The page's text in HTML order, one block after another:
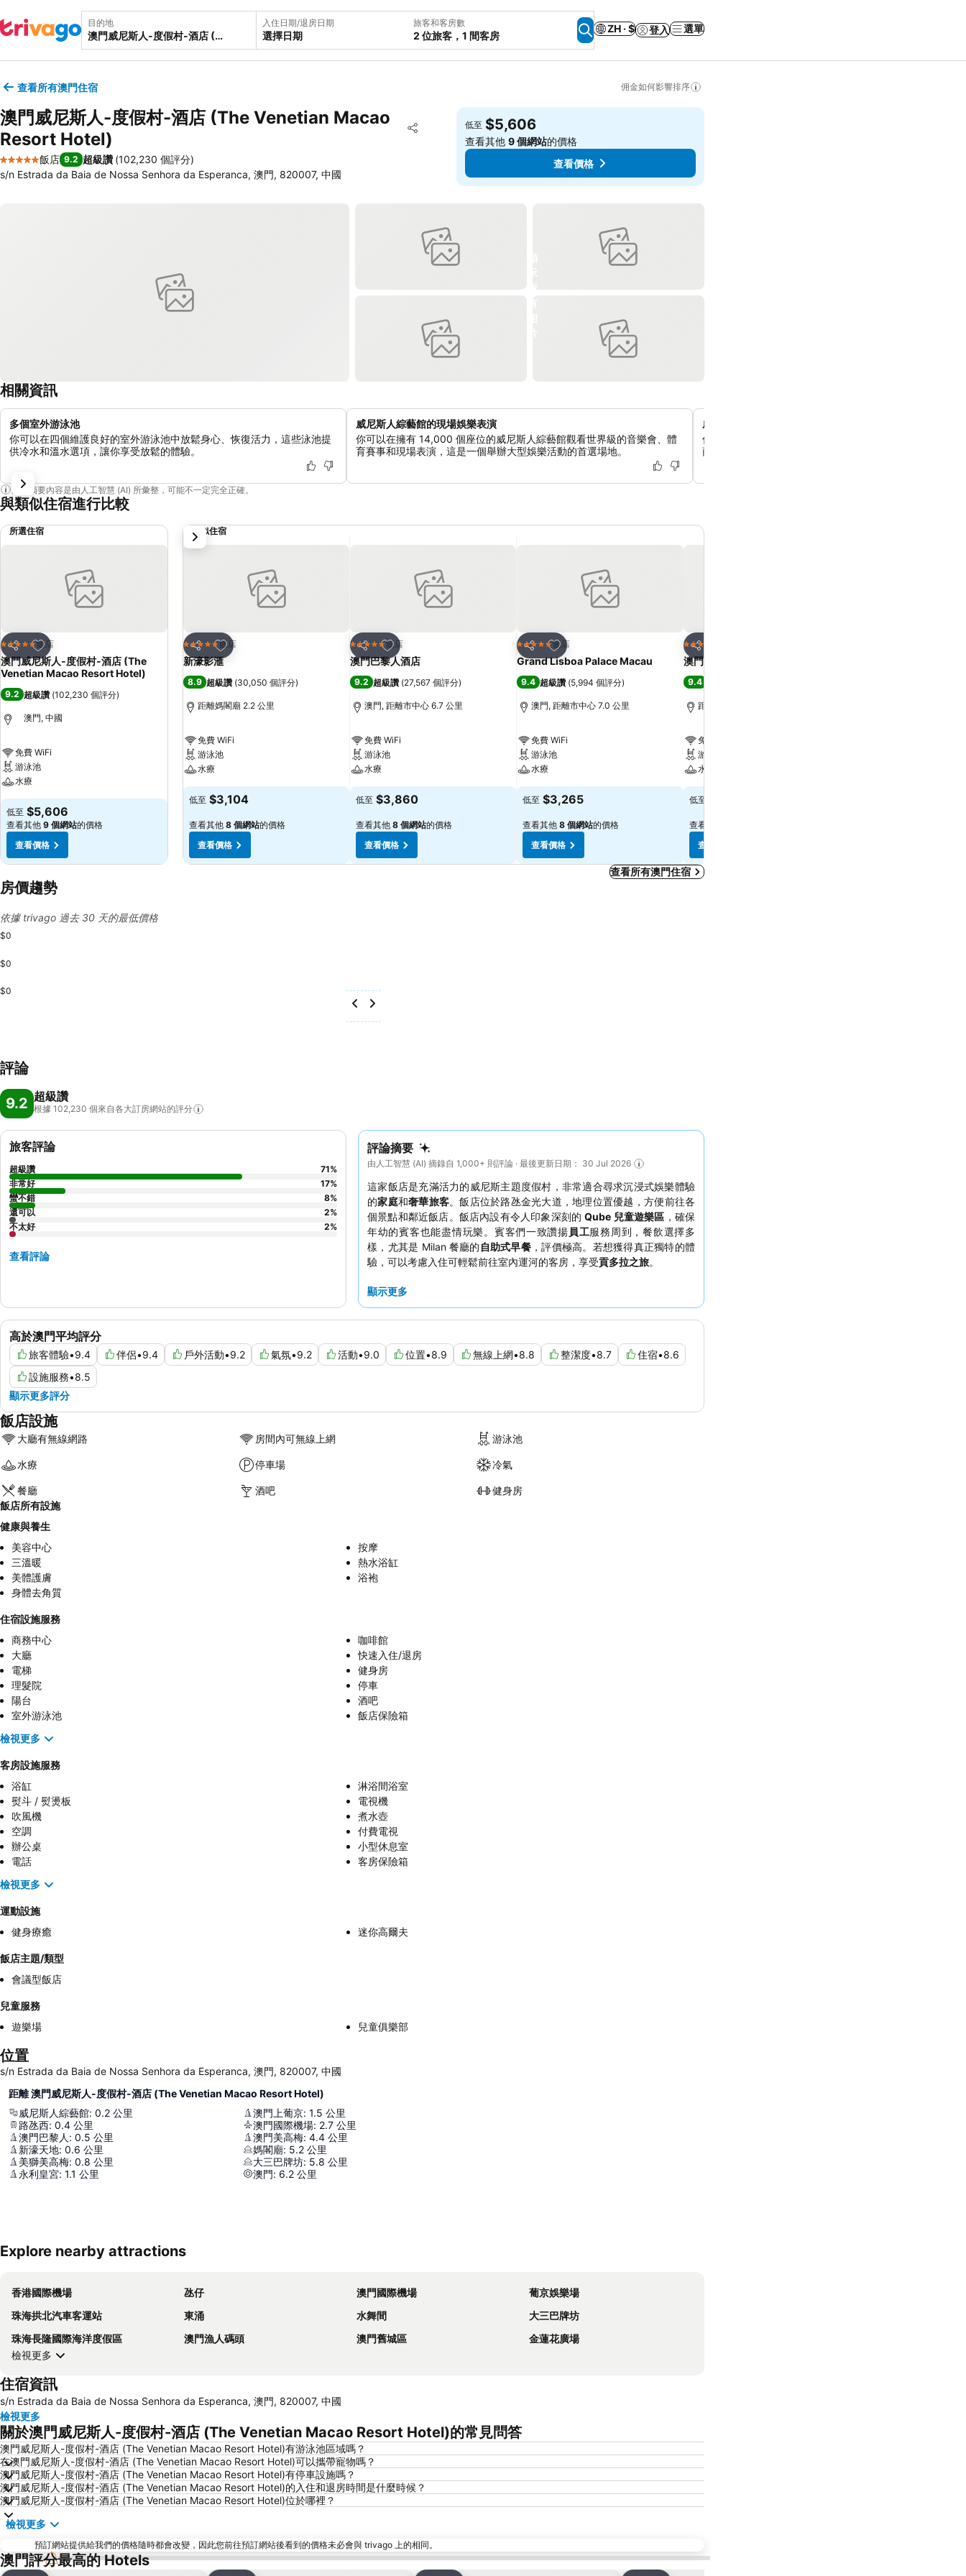
目的地 入住日期/退房日期
選擇日期
旅客和客房數
2 位旅客，1 間客房
ZH · $ 登入 選單
查看所有澳門住宿 佣金如何影響排序
澳門威尼斯人-度假村-酒店 (The Venetian Macao
Resort Hotel)
分享
加入我的最愛
5 星級
飯店 9.2 超級讚 (102,230 個評分)
s/n Estrada da Baia de Nossa Senhora da Esperanca, 澳門, 820007, 中國
低至 $5,606
查看其他9 個網站的價格
查看價格
相關資訊
多個室外游泳池
你可以在四個維護良好的室外游泳池中放鬆身心、恢復活力，這些泳池提
供冷水和溫水選項，讓你享受放鬆的體驗。
威尼斯人綜藝館的現場娛樂表演
你可以在擁有 14,000 個座位的威尼斯人綜藝館觀看世界級的音樂會、體
育賽事和現場表演，這是一個舉辦大型娛樂活動的首選場地。
威尼斯人購物中心的大規模購物體驗
你可以在威尼斯風格的街道上，盡情享受世界級的零售療
商店提供各種奢侈品牌和特色商店。
這個摘要內容是由人工智慧 (AI) 所彙整，可能不一定完全正確。
與類似住宿進行比較
所選住宿
分享
加入我的最愛
5 星級 飯店
澳門威尼斯人-度假村-酒店 (The
Venetian Macao Resort Hotel)
9.2 超級讚 (102,230 個評分)
澳門, 中國
免費 WiFi
游泳池
水療
低至 $5,606
查看其他 9 個網站的價格
查看價格
類似住宿
分享
加入我的最愛
5 星級 飯店
新濠影滙
8.9 超級讚 (30,050 個評分)
距離媽閣廟 2.2 公里
免費 WiFi
游泳池
水療
低至 $3,104
查看其他 8 個網站的價格
查看價格
分享
加入我的最愛
5 星級 飯店
澳門巴黎人酒店
9.2 超級讚 (27,567 個評分)
澳門, 距離市中心 6.7 公里
免費 WiFi
游泳池
水療
低至 $3,860
查看其他 8 個網站的價格
查看價格
分享
加入我的最愛
5 星級 飯店
Grand Lisboa Palace Macau
9.4 超級讚 (5,994 個評分)
澳門, 距離市中心 7.0 公里
免費 WiFi
游泳池
水療
低至 $3,265
查看其他 8 個網站的價格
查看價格
分享
5 星級
澳門康萊德酒店
9.4
距離澳門國際機場 1.7 公里
免費 WiFi
游泳池
水療
低至
查看其他
查看價格
下一步
查看所有澳門住宿
房價趨勢
依據 trivago 過去 30 天的最低價格
$0
$0
$0
評論
9.2 超級讚
根據 102,230 個來自各大訂房網站的評分
評論摘要
由人工智慧 (AI) 摘錄自 1,000+ 則評論 · 最後更新日期： 30 Jul 2026
這家飯店是充滿活力的威尼斯主題度假村，非常適合尋求沉浸式娛樂體驗
的家庭和奢華旅客。飯店位於路氹金光大道，地理位置優越，方便前往各
個景點和鄰近飯店。飯店內設有令人印象深刻的Qube 兒童遊樂區 ，確保
年幼的賓客也能盡情玩樂。賓客們一致讚揚員工服務周到，餐飲選擇多
樣，尤其是 Milan 餐廳的 自助式早餐 ，評價極高。若想獲得真正獨特的體
驗，可以考慮入住可輕鬆前往室內運河的客房，享受貢多拉之旅。
顯示更多
高於澳門平均評分
旅客體驗•9.4 伴侶•9.4 戶外活動•9.2 氣氛•9.2 活動•9.0 位置•8.9 無線上網•8.8 整潔度•8.7 住宿•8.6
設施服務•8.5
顯示更多評分
旅客評論
超級讚 71%
非常好
17%
蠻不錯
8%
還可以
2%
不太好
2%
查看評論
飯店設施
大廳有無線網路 房間內可無線上網 游泳池
水療 停車場 冷氣
餐廳 酒吧
健身房
飯店所有設施
健康與養生
美容中心
按摩
三溫暖
熱水浴缸
美體護膚
浴袍
身體去角質
住宿設施服務
商務中心
咖啡館
大廳
快速入住/退房
電梯
健身房
理髮院
停車
陽台
酒吧
室外游泳池
飯店保險箱
檢視更多
客房設施服務
浴缸
淋浴間浴室
熨斗 / 熨燙板
電視機
吹風機
煮水壺
空調
付費電視
辦公桌
小型休息室
電話
客房保險箱
檢視更多
運動設施
健身療癒
迷你高爾夫
飯店主題/類型
會議型飯店
兒童服務
遊樂場
兒童俱樂部
位置
s/n Estrada da Baia de Nossa Senhora da Esperanca, 澳門, 820007, 中國
距離 澳門威尼斯人-度假村-酒店 (The Venetian Macao Resort Hotel)
威尼斯人綜藝館: 0.2 公里
路氹西: 0.4 公里
澳門巴黎人 : 0.5 公里
新濠天地: 0.6 公里
美獅美高梅: 0.8 公里
永利皇宮: 1.1 公里
澳門上葡京: 1.5 公里
澳門國際機場: 2.7 公里
澳門美高梅: 4.4 公里
媽閣廟: 5.2 公里
大三巴牌坊: 5.8 公里
澳門: 6.2 公里
Explore nearby attractions
香港國際機場 氹仔 澳門國際機場
葡京娛樂場
珠海拱北汽車客運站
東涌 水舞間
大三巴牌坊
珠海長隆國際海洋度假區
澳門漁人碼頭 澳門舊城區
金蓮花廣場
檢視更多
住宿資訊
s/n Estrada da Baia de Nossa Senhora da Esperanca, 澳門, 820007, 中國
檢視更多
關於澳門威尼斯人-度假村-酒店 (The Venetian Macao Resort Hotel)的常見問答
澳門威尼斯人-度假村-酒店 (The Venetian Macao Resort Hotel)有游泳池區域嗎？
在澳門威尼斯人-度假村-酒店 (The Venetian Macao Resort Hotel)可以攜帶寵物嗎？
澳門威尼斯人-度假村-酒店 (The Venetian Macao Resort Hotel)有停車設施嗎？
澳門威尼斯人-度假村-酒店 (The Venetian Macao Resort Hotel)的入住和退房時間是什麼時候？
澳門威尼斯人-度假村-酒店 (The Venetian Macao Resort Hotel)位於哪裡？
檢視更多
預訂網站提供給我們的價格隨時都會改變，因此您前往預訂網站後看到的價格未必會與 trivago 上的相同。
澳門評分最高的 Hotels